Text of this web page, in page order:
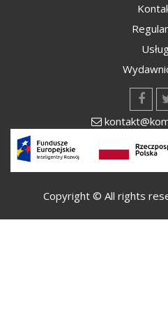
Copyright © All rights